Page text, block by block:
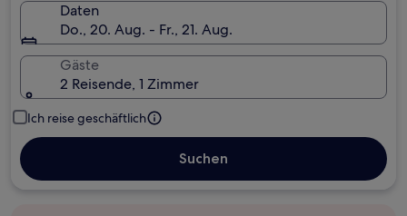
Daten
Do., 20. Aug. - Fr., 21. Aug.
Gäste
2 Reisende, 1 Zimmer
Ich reise geschäftlich
Suchen